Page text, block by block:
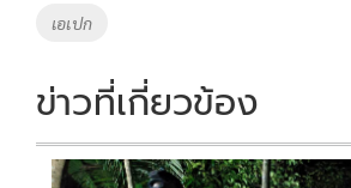
k
เอเปก
ข่าวที่เกี่ยวข้อง